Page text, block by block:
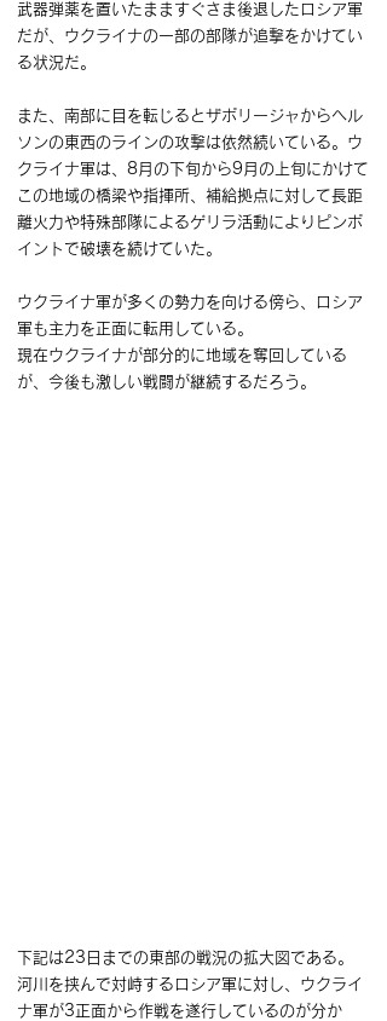
武器弾薬を置いたまますぐさま後退したロシア軍
だが、ウクライナの一部の部隊が追撃をかけてい
る状況だ。
また、南部に目を転じるとザポリージャからヘル
ソンの東西のラインの攻撃は依然続いている。ウ
クライナ軍は、8月の下旬から9月の上旬にかけて
この地域の橋梁や指揮所、補給拠点に対して長距
離火力や特殊部隊によるゲリラ活動によりピンポ
イントで破壊を続けていた。
ウクライナ軍が多くの勢力を向ける傍ら、ロシア
軍も主力を正面に転用している。
現在ウクライナが部分的に地域を奪回している
が、今後も激しい戦闘が継続するだろう。
下記は23日までの東部の戦況の拡大図である。
河川を挟んで対峙するロシア軍に対し、ウクライ
ナ軍が3正面から作戦を遂行しているのが分か